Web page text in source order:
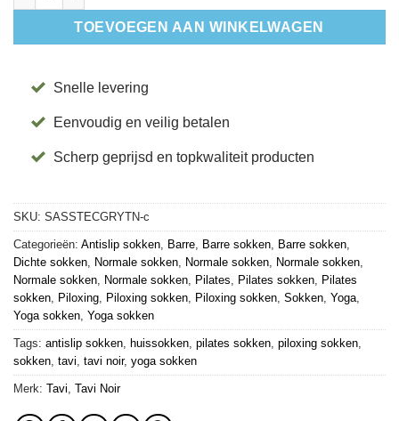
TOEVOEGEN AAN WINKELWAGEN
Snelle levering
Eenvoudig en veilig betalen
Scherp geprijsd en topkwaliteit producten
SKU: SASSTECGRYTN-c
Categorieën: Antislip sokken Barre Barre sokken Barre sokken
Dichte sokken
Normale sokken Normale sokken Normale sokken
Normale sokken
Normale sokken Pilates Pilates sokken
Pilates
sokken
Piloxing Piloxing sokken Piloxing sokken Sokken Yoga
Yoga sokken Yoga sokken
Tags: antislip sokken huissokken pilates sokken piloxing sokken
sokken tavi tavi noir, yoga sokken
Merk: Tavi Tavi Noir